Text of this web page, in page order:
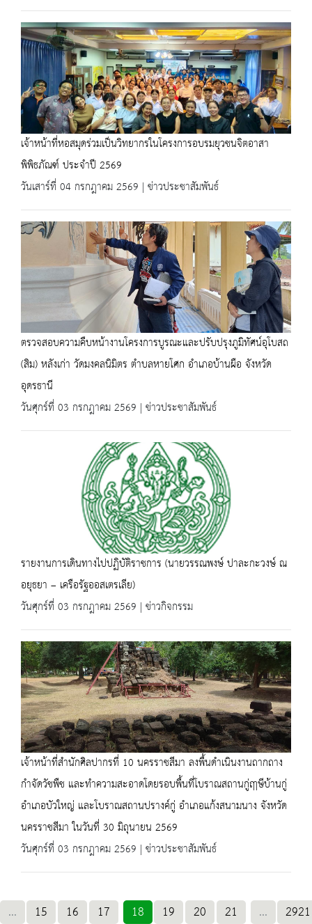
เจ้าหน้าที่หอสมุดร่วมเป็นวิทยากรในโครงการอบรมยุวชนจิตอาสา
พิพิธภัณฑ์ ประจำปี 2569
วันเสาร์ที่ 04 กรกฎาคม 2569 | ข่าวประชาสัมพันธ์
ตรวจสอบความคืบหน้างานโครงการบูรณะและปรับปรุงภูมิทัศน์อุโบสถ
(สิม) หลังเก่า วัดมงคลนิมิตร ตำบลหายโศก อำเภอบ้านผือ จังหวัด
อุดรธานี
วันศุกร์ที่ 03 กรกฎาคม 2569 | ข่าวประชาสัมพันธ์
รายงานการเดินทางไปปฏิบัติราชการ (นายวรรณพงษ์ ปาละกะวงษ์ ณ
อยุธยา – เครือรัฐออสเตรเลีย)
วันศุกร์ที่ 03 กรกฎาคม 2569 | ข่าวกิจกรรม
เจ้าหน้าที่สำนักศิลปากรที่ 10 นครราชสีมา ลงพื้นดำเนินงานถากถาง
กำจัดวัชพืช และทำความสะอาดโดยรอบพื้นที่โบราณสถานกู่ฤาษีบ้านกู่
อำเภอบัวใหญ่ และโบราณสถานปรางค์กู่ อำเภอแก้งสนามนาง จังหวัด
นครราชสีมา ในวันที่ 30 มิถุนายน 2569
วันศุกร์ที่ 03 กรกฎาคม 2569 | ข่าวประชาสัมพันธ์
... 15 16 17 18 19 20 21 ... 2921